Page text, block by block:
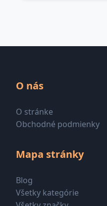
O nás
O stránke
Obchodné podmienky
Mapa stránky
Blog
Všetky kategórie